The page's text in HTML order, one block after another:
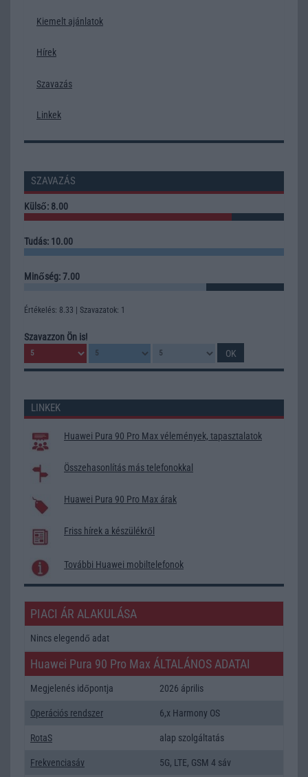
Kiemelt ajánlatok
Hírek
Szavazás
Linkek
SZAVAZÁS
Külső: 8.00
Tudás: 10.00
Minőség: 7.00
Értékelés: 8.33 | Szavazatok: 1
Szavazzon Ön is!
LINKEK
Huawei Pura 90 Pro Max vélemények, tapasztalatok
Összehasonlítás más telefonokkal
Huawei Pura 90 Pro Max árak
Friss hírek a készülékről
További Huawei mobiltelefonok
PIACI ÁR ALAKULÁSA
Nincs elegendő adat
Huawei Pura 90 Pro Max ÁLTALÁNOS ADATAI
Megjelenés időpontja 2026 április
Operációs rendszer 6,x Harmony OS
RotaS alap szolgáltatás
Frekvenciasáv 5G, LTE, GSM 4 sáv